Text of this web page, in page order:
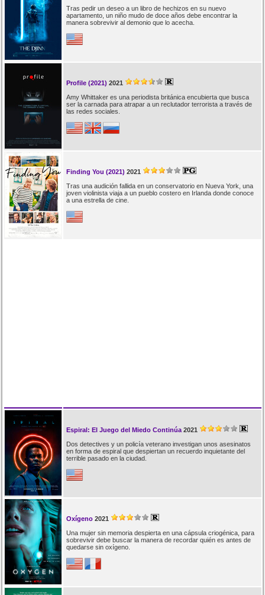
Tras pedir un deseo a un libro de hechizos en su nuevo
apartamento, un niño mudo de doce años debe encontrar la
manera sobrevivir al demonio que lo acecha.
Profile (2021) 2021
Amy Whittaker es una periodista británica encubierta que busca
ser la carnada para atrapar a un reclutador terrorista a través de
las redes sociales.
Finding You (2021) 2021
Tras una audición fallida en un conservatorio en Nueva York, una
joven violinista viaja a un pueblo costero en Irlanda donde conoce
a una estrella de cine.
Espiral: El Juego del Miedo Continúa 2021
Dos detectives y un policía veterano investigan unos asesinatos
en forma de espiral que despiertan un recuerdo inquietante del
terrible pasado en la ciudad.
Oxígeno 2021
Una mujer sin memoria despierta en una cápsula criogénica, para
sobrevivir debe buscar la manera de recordar quién es antes de
quedarse sin oxígeno.